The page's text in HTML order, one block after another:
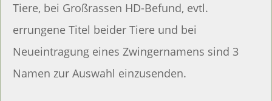
Tiere, bei Großrassen HD-Befund, evtl.
errungene Titel beider Tiere und bei
Neueintragung eines Zwingernamens sind 3
Namen zur Auswahl einzusenden.